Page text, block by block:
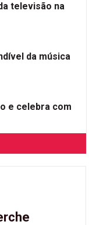
televisão na
da música
e celebra com